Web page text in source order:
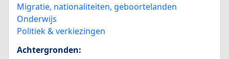
Migratie, nationaliteiten, geboortelanden
Onderwijs
Politiek & verkiezingen
Achtergronden: